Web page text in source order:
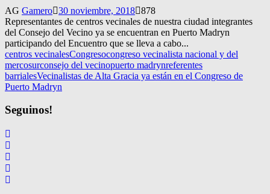
AG Gamero 30 noviembre, 2018 878
Representantes de centros vecinales de nuestra ciudad integrantes
del Consejo del Vecino ya se encuentran en Puerto Madryn
participando del Encuentro que se lleva a cabo...
centros vecinalesCongresocongreso vecinalista nacional y del
mercosurconsejo del vecinopuerto madrynreferentes
barrialesVecinalistas de Alta Gracia ya están en el Congreso de
Puerto Madryn
Seguinos!